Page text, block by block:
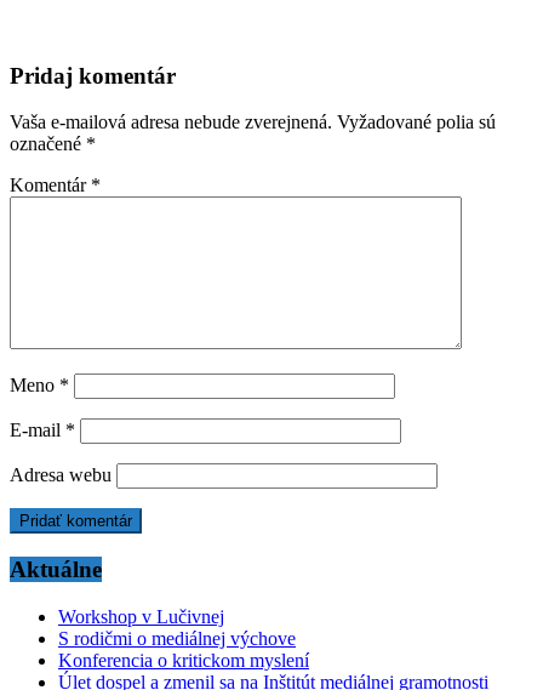
Pridaj komentár
Vaša e-mailová adresa nebude zverejnená. Vyžadované polia sú
označené *
Komentár *
Meno *
E-mail *
Adresa webu
Aktuálne
Workshop v Lučivnej
S rodičmi o mediálnej výchove
Konferencia o kritickom myslení
Úlet dospel a zmenil sa na Inštitút mediálnej gramotnosti